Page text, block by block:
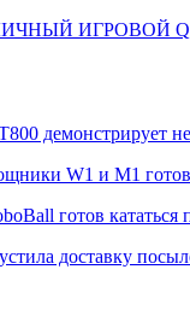
ИГРОВОЙ
демонстрирует
W1 и M1
готов
доставку